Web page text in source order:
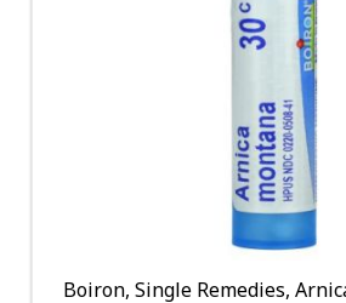
Boiron, Single Remedies,